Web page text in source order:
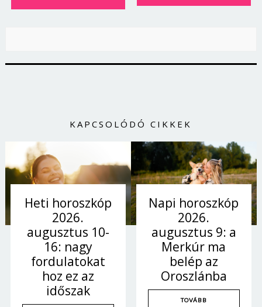
KAPCSOLÓDÓ CIKKEK
Heti horoszkóp
2026.
augusztus 10-
16: nagy
fordulatokat
hoz ez az
időszak
Napi horoszkóp
2026.
augusztus 9: a
Merkúr ma
belép az
Oroszlánba
TOVÁBB